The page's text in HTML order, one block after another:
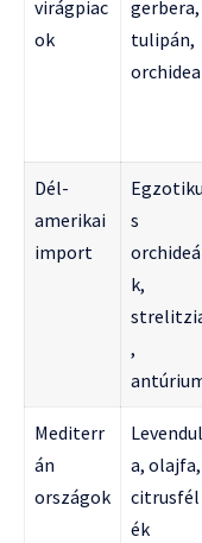
virágpiac
ok
gerbera,
tulipán,
orchidea
Dél-
amerikai
import
Egzotiku
s
orchideá
k,
,
Mediterr
án
országok
Levendul
a, olajfa,
citrusfél
ék